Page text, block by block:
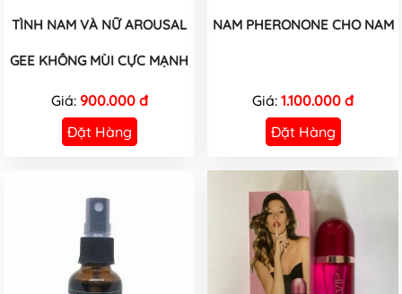
TÌNH NAM VÀ NỮ AROUSAL
GEE KHÔNG MÙI CỰC MẠNH
Giá: 900.000 đ
Đặt Hàng
NAM PHERONONE CHO NAM
Giá: 1.100.000 đ
Đặt Hàng